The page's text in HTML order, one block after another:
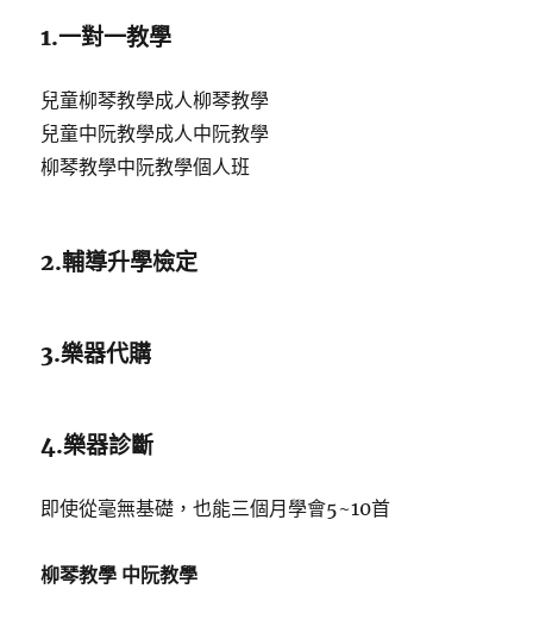
1.一對一教學
兒童柳琴教學成人柳琴教學
兒童中阮教學成人中阮教學
柳琴教學中阮教學個人班
2.輔導升學檢定
3.樂器代購
4.樂器診斷
即使從毫無基礎，也能三個月學會5~10首
柳琴教學 中阮教學